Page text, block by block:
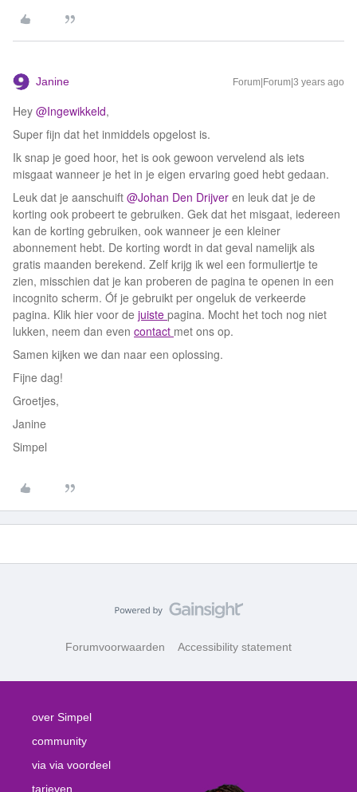
Janine Forum|Forum|3 years ago
Hey @Ingewikkeld,
Super fijn dat het inmiddels opgelost is.
Ik snap je goed hoor, het is ook gewoon vervelend als iets
misgaat wanneer je het in je eigen ervaring goed hebt gedaan.
Leuk dat je aanschuift @Johan Den Drijver en leuk dat je de
korting ook probeert te gebruiken. Gek dat het misgaat, iedereen
kan de korting gebruiken, ook wanneer je een kleiner
abonnement hebt. De korting wordt in dat geval namelijk als
gratis maanden berekend. Zelf krijg ik wel een formuliertje te
zien, misschien dat je kan proberen de pagina te openen in een
incognito scherm. Óf je gebruikt per ongeluk de verkeerde
pagina. Klik hier voor de juiste pagina. Mocht het toch nog niet
lukken, neem dan even contact met ons op.
Samen kijken we dan naar een oplossing.
Fijne dag!
Groetjes,
Janine
Simpel
Forumvoorwaarden Accessibility statement
over Simpel
community
via via voordeel
tarieven